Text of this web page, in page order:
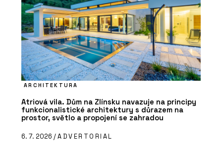
ARCHITEKTURA
Atriová vila. Dům na Zlínsku navazuje na principy
funkcionalistické architektury s důrazem na
prostor, světlo a propojení se zahradou
6. 7. 2026 /ADVERTORIAL